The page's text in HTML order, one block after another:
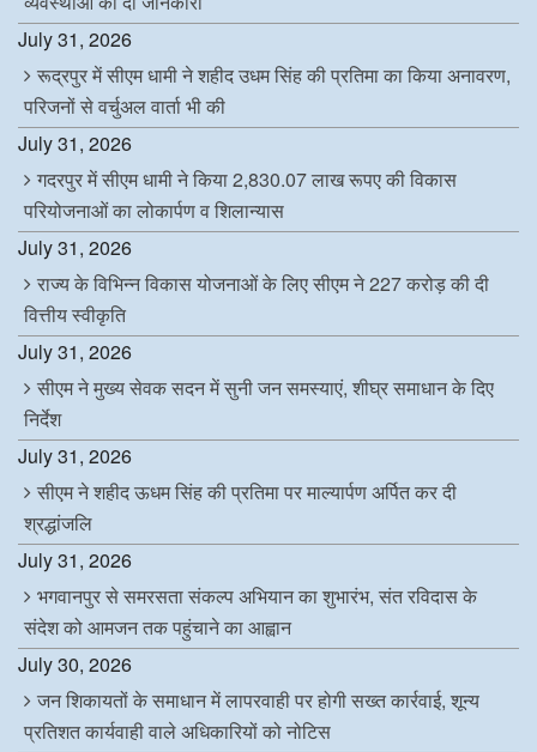
July 31, 2026
रूद्रपुर में सीएम धामी ने शहीद उधम सिंह की प्रतिमा का किया अनावरण,
परिजनों से वर्चुअल वार्ता भी की
July 31, 2026
गदरपुर में सीएम धामी ने किया 2,830.07 लाख रूपए की विकास
परियोजनाओं का लोकार्पण व शिलान्यास
July 31, 2026
राज्य के विभिन्न विकास योजनाओं के लिए सीएम ने 227 करोड़ की दी
वित्तीय स्वीकृति
July 31, 2026
सीएम ने मुख्य सेवक सदन में सुनी जन समस्याएं, शीघ्र समाधान के दिए
निर्देश
July 31, 2026
सीएम ने शहीद ऊधम सिंह की प्रतिमा पर माल्यार्पण अर्पित कर दी
श्रद्धांजलि
July 31, 2026
भगवानपुर से समरसता संकल्प अभियान का शुभारंभ, संत रविदास के
संदेश को आमजन तक पहुंचाने का आह्वान
July 30, 2026
जन शिकायतों के समाधान में लापरवाही पर होगी सख्त कार्रवाई, शून्य
प्रतिशत कार्यवाही वाले अधिकारियों को नोटिस